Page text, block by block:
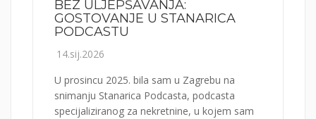
BEZ ULJEPŠAVANJA:
GOSTOVANJE U STANARICA
PODCASTU
14.sij.2026
U prosincu 2025. bila sam u Zagrebu na
snimanju Stanarica Podcasta, podcasta
specijaliziranog za nekretnine, u kojem sam